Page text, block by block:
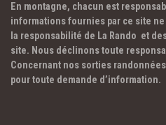
En montagne, chacun est
informations fournies par ce site
la responsabilité de La Rando et
site. Nous déclinons toute
Concernant nos sorties
pour toute demande d’information.